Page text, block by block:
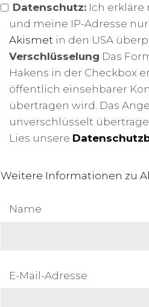
Datenschutz: Ich erkläre
und meine IP-Adresse
Akismet in den USA
Verschlüsselung Das
Hakens in der Checkbox
öffentlich einsehbarer
übertragen wird. Das
unverschlüsselt
Lies unsere
Weitere Informationen zu
Name
E-Mail-Adresse